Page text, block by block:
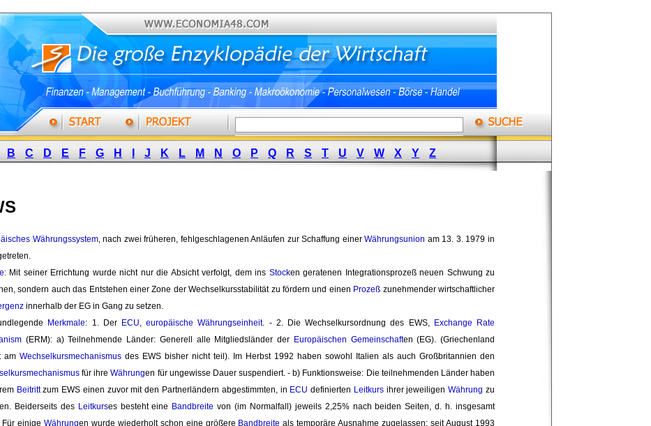
B C D E F G H J K L M N O P Q R S T U V W X Y Z
Währungssystem, nach zwei früheren, fehlgeschlagenen Anläufen zur Schaffung einerWährungsunion am 13. 3. 1979 in
: Mit seiner Errichtung wurde nicht nur die Absicht verfolgt, dem ins Stocken geratenen Integrationsprozeß neuen Schwung zu
sondern auch das Entstehen einer Zone der Wechselkursstabilität zu fördern und einen Prozeß zunehmender wirtschaftlicher
innerhalb der EG in Gang zu setzen.
Merkmale: 1. Der ECU,europäische Währungseinheit. - 2. Die Wechselkursordnung des EWS, Exchange Rate
(ERM): a) Teilnehmende Länder: Generell alle Mitgliedsländer der Europäischen Gemeinschaften (EG). (Griechenland
am Wechselkursmechanismus des EWS bisher nicht teil). Im Herbst 1992 haben sowohl Italien als auch Großbritannien den
für ihre Währungen für ungewisse Dauer suspendiert. - b) Funktionsweise: Die teilnehmenden Länder haben
Beitrittzum EWS einen zuvor mit den Partnerländern abgestimmten, in ECU definierten Leitkursihrer jeweiligen Währung zu
Beiderseits des Leitkurses besteht eine Bandbreite von (im Normalfall) jeweils 2,25% nach beiden Seiten, d. h. insgesamt
Für einige Währungen wurde wiederholt schon eine größere Bandbreite als temporäre Ausnahme zugelassen; seit August 1993